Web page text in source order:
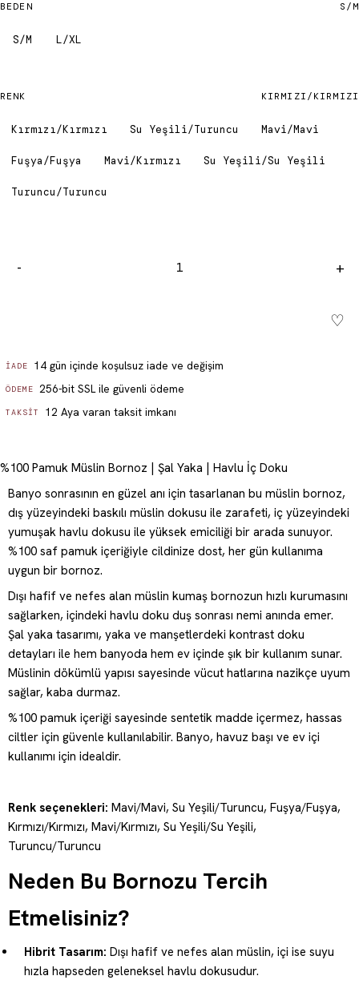
BEDEN S/M
S/M L/XL
RENK KIRMIZI/KIRMIZI
Kırmızı/Kırmızı Su Yeşili/Turuncu Mavi/Mavi
Fuşya/Fuşya Mavi/Kırmızı Su Yeşili/Su Yeşili
Turuncu/Turuncu
- +
♡
İADE 14 gün içinde koşulsuz iade ve değişim
ÖDEME 256-bit SSL ile güvenli ödeme
TAKSIT 12 Aya varan taksit imkanı
%100 Pamuk Müslin Bornoz | Şal Yaka | Havlu İç Doku
Banyo sonrasının en güzel anı için tasarlanan bu müslin bornoz,
dış yüzeyindeki baskılı müslin dokusu ile zarafeti, iç yüzeyindeki
yumuşak havlu dokusu ile yüksek emiciliği bir arada sunuyor.
%100 saf pamuk içeriğiyle cildinize dost, her gün kullanıma
uygun bir bornoz.
Dışı hafif ve nefes alan müslin kumaş bornozun hızlı kurumasını
sağlarken, içindeki havlu doku duş sonrası nemi anında emer.
Şal yaka tasarımı, yaka ve manşetlerdeki kontrast doku
detayları ile hem banyoda hem ev içinde şık bir kullanım sunar.
Müslinin dökümlü yapısı sayesinde vücut hatlarına nazikçe uyum
sağlar, kaba durmaz.
%100 pamuk içeriği sayesinde sentetik madde içermez, hassas
ciltler için güvenle kullanılabilir. Banyo, havuz başı ve ev içi
kullanımı için idealdir.
Renk seçenekleri: Mavi/Mavi, Su Yeşili/Turuncu, Fuşya/Fuşya,
Kırmızı/Kırmızı, Mavi/Kırmızı, Su Yeşili/Su Yeşili,
Turuncu/Turuncu
Neden Bu Bornozu Tercih
Etmelisiniz?
Hibrit Tasarım: Dışı hafif ve nefes alan müslin, içi ise suyu
hızla hapseden geleneksel havlu dokusudur.